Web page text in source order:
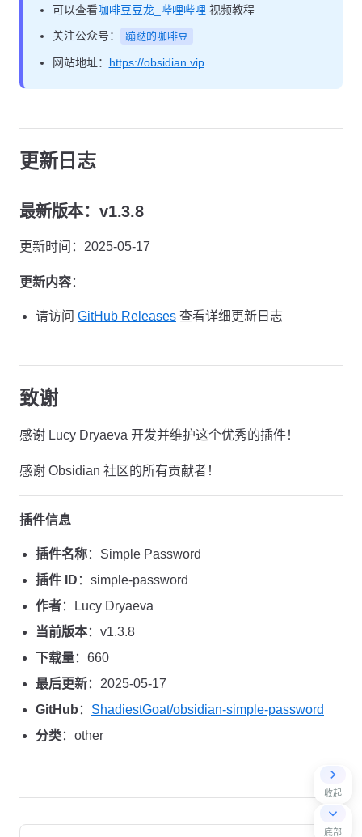
收起
底部
可以查看咖啡豆豆龙_哔哩哔哩 视频教程
关注公众号：
蹦跶的咖啡豆
网站地址： https://obsidian.vip
更新日志
最新版本：v1.3.8
更新时间：2025-05-17
更新内容：
请访问 GitHub Releases 查看详细更新日志
致谢
感谢 Lucy Dryaeva 开发并维护这个优秀的插件！
感谢 Obsidian 社区的所有贡献者！
插件信息
插件名称：Simple Password
插件 ID ：simple-password
作者：Lucy Dryaeva
当前版本：v1.3.8
下载量：660
最后更新：2025-05-17
GitHub ： ShadiestGoat/obsidian-simple-password
分类：other
Pager